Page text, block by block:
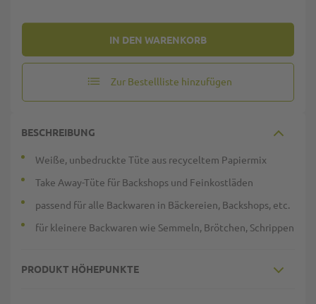
IN DEN WARENKORB
Zur Bestellliste hinzufügen
BESCHREIBUNG
Weiße, unbedruckte Tüte aus recyceltem Papiermix
Take Away-Tüte für Backshops und Feinkostläden
passend für alle Backwaren in Bäckereien, Backshops, etc.
für kleinere Backwaren wie Semmeln, Brötchen, Schrippen
PRODUKT HÖHEPUNKTE